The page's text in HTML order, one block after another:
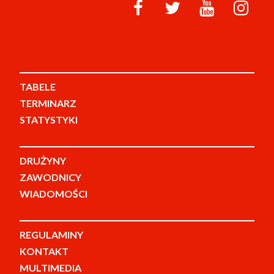
TABELE
TERMINARZ
STATYSTYKI
DRUŻYNY
ZAWODNICY
WIADOMOŚCI
REGULAMINY
KONTAKT
MULTIMEDIA